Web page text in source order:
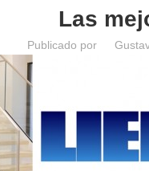
Las
Publicado por